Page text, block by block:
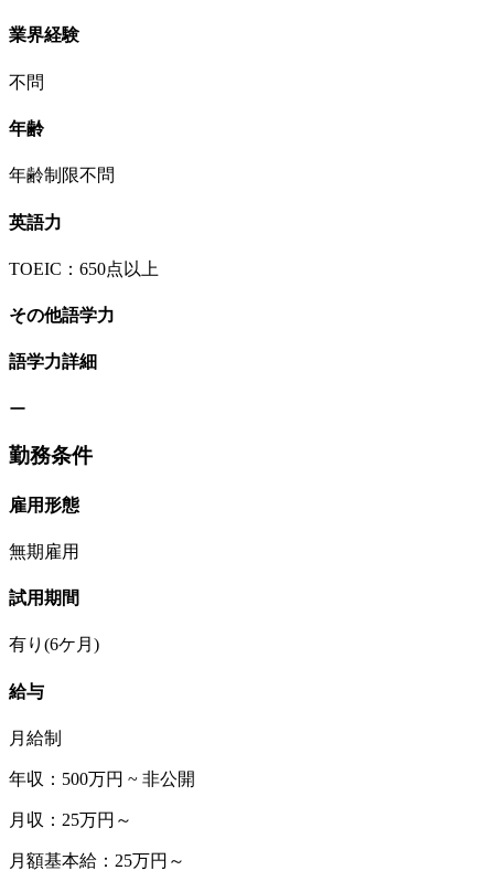
業界経験
不問
年齢
年齢制限不問
英語力
TOEIC：650点以上
その他語学力
語学力詳細
ー
勤務条件
雇用形態
無期雇用
試用期間
有り(6ケ月)
給与
月給制
年収：500万円 ~ 非公開
月収：25万円～
月額基本給：25万円～